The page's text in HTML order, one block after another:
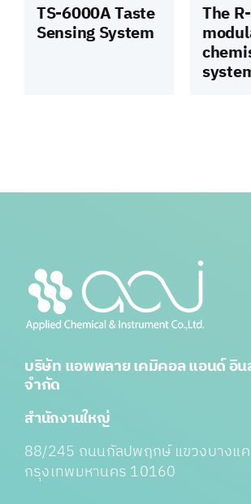
TS-6000A Taste
Sensing System
The
บริษัท แอพพลาย เคมิคอล แอนด์ อิ
จำกัด
สำนักงานใหญ่
88/245 ถนนกัลปพฤกษ์ แขวงบางแ
กรุงเทพมหานคร 10160